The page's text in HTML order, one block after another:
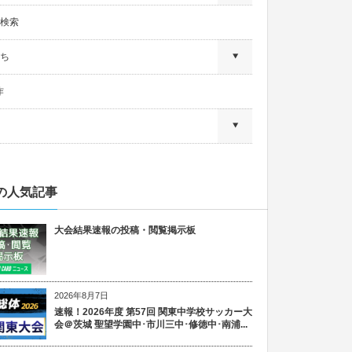
索
人気記事
大会結果速報の投稿・閲覧掲示板
2026年8月7日
速報！2026年度 第57回 関東中学校サッカー大
会＠茨城 聖望学園中･市川三中･修徳中･南浦...